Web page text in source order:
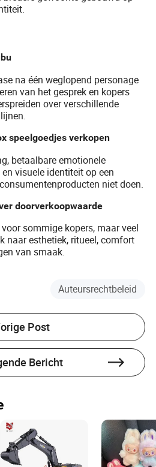
na één weglopend personage
van het gesprek en kopers
over verschillende
speelgoedjes verkopen
betaalbare emotionele
visuele identiteit op een
niet doen.
doorverkoopwaarde
sommige kopers, maar veel
naar esthetiek, ritueel, comfort
van smaak.
Auteursrechtbeleid
Post
Bericht